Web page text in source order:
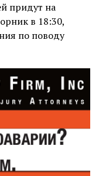
придут на
в 18:30,
по поводу